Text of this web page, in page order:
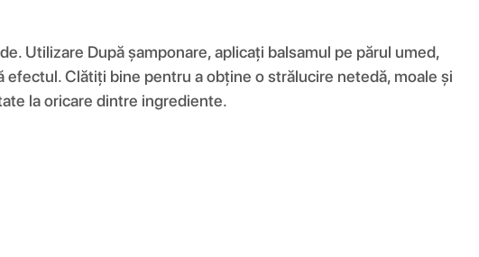
Utilizare După șamponare, aplicați balsamul pe părul umed,
Clătiți bine pentru a obține o strălucire netedă, moale și
la oricare dintre ingrediente.